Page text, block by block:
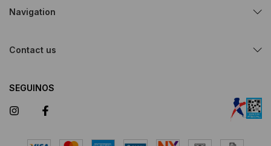
Navigation
Contact us
SEGUINOS